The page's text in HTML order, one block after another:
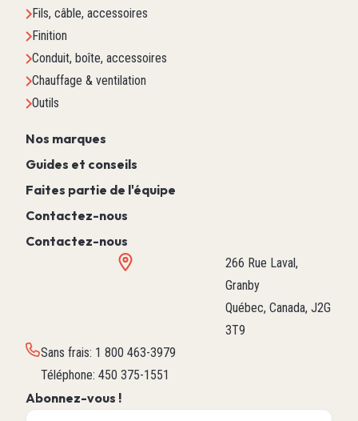
Fils, câble, accessoires
Finition
Conduit, boîte, accessoires
Chauffage & ventilation
Outils
Nos marques
Guides et conseils
Faites partie de l'équipe
Contactez-nous
Contactez-nous
266 Rue Laval,
Granby
Québec, Canada, J2G
3T9
Sans frais: 1 800 463-3979
Téléphone: 450 375-1551
Abonnez-vous !